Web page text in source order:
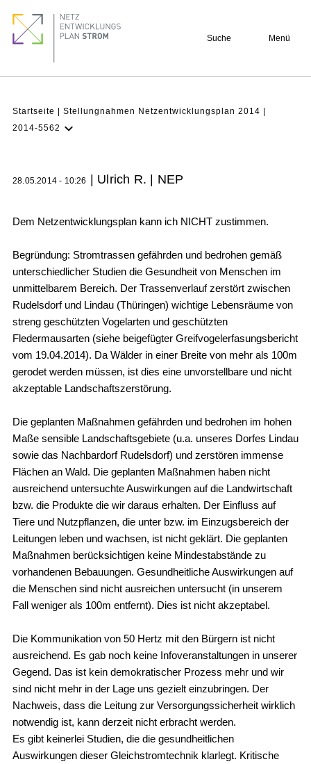
zum
Inhalt
Suche Menü
Pfadnavigation
Startseite
Stellungnahmen Netzentwicklungsplan 2014
2014-5562
Beteiligung
28.05.2014 - 10:26 | Ulrich R. | NEP
Dem Netzentwicklungsplan kann ich NICHT zustimmen.
Begründung: Stromtrassen gefährden und bedrohen gemäß
unterschiedlicher Studien die Gesundheit von Menschen im
unmittelbarem Bereich. Der Trassenverlauf zerstört zwischen
Rudelsdorf und Lindau (Thüringen) wichtige Lebensräume von
streng geschützten Vogelarten und geschützten
Fledermausarten (siehe beigefügter Greifvogelerfasungsbericht
vom 19.04.2014). Da Wälder in einer Breite von mehr als 100m
gerodet werden müssen, ist dies eine unvorstellbare und nicht
akzeptable Landschaftszerstörung.
Die geplanten Maßnahmen gefährden und bedrohen im hohen
Maße sensible Landschaftsgebiete (u.a. unseres Dorfes Lindau
sowie das Nachbardorf Rudelsdorf) und zerstören immense
Flächen an Wald. Die geplanten Maßnahmen haben nicht
ausreichend untersuchte Auswirkungen auf die Landwirtschaft
bzw. die Produkte die wir daraus erhalten. Der Einfluss auf
Tiere und Nutzpflanzen, die unter bzw. im Einzugsbereich der
Leitungen leben und wachsen, ist nicht geklärt. Die geplanten
Maßnahmen berücksichtigen keine Mindestabstände zu
vorhandenen Bebauungen. Gesundheitliche Auswirkungen auf
die Menschen sind nicht ausreichen untersucht (in unserem
Fall weniger als 100m entfernt). Dies ist nicht akzeptabel.
Die Kommunikation von 50 Hertz mit den Bürgern ist nicht
ausreichend. Es gab noch keine Infoveranstaltungen in unserer
Gegend. Das ist kein demokratischer Prozess mehr und wir
sind nicht mehr in der Lage uns gezielt einzubringen. Der
Nachweis, dass die Leitung zur Versorgungssicherheit wirklich
notwendig ist, kann derzeit nicht erbracht werden.
Es gibt keinerlei Studien, die die gesundheitlichen
Auswirkungen dieser Gleichstromtechnik klarlegt. Kritische
quick
links